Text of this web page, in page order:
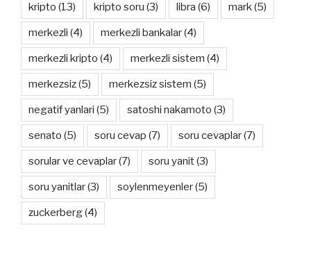
kripto (13) kripto soru (3) libra (6) mark(5)
merkezli (4) merkezli bankalar(4)
merkezli kripto (4) merkezli sistem (4)
merkezsiz(5) merkezsiz sistem (5)
negatif yanlari (5) satoshi nakamoto (3)
senato (5) soru cevap (7) soru cevaplar(7)
sorular ve cevaplar(7) soru yanit(3)
soru yanitlar(3) soylenmeyenler(5)
zuckerberg(4)